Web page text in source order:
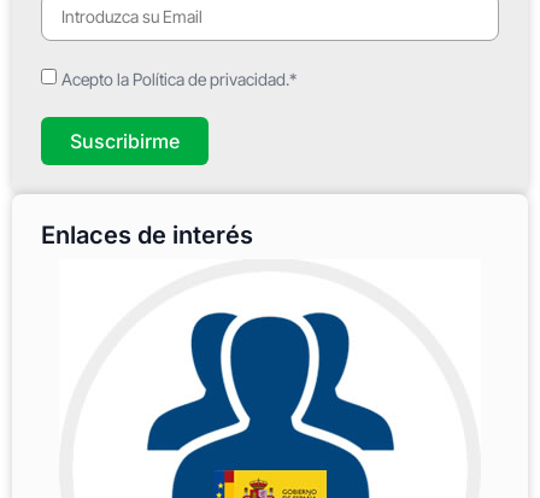
Acepto la Política de privacidad.*
Suscribirme
Enlaces de interés